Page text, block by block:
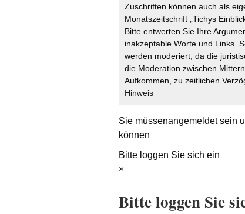
Zuschriften können auch als
Monatszeitschrift „Tichys
Bitte entwerten Sie Ihre
inakzeptable Worte und Links.
werden moderiert, da die
die Moderation zwischen
Aufkommen, zu zeitlichen
Hinweis
Sie müssenangemeldetsein
können
Bitte loggen Sie sich ein
×
Bitte loggen Sie